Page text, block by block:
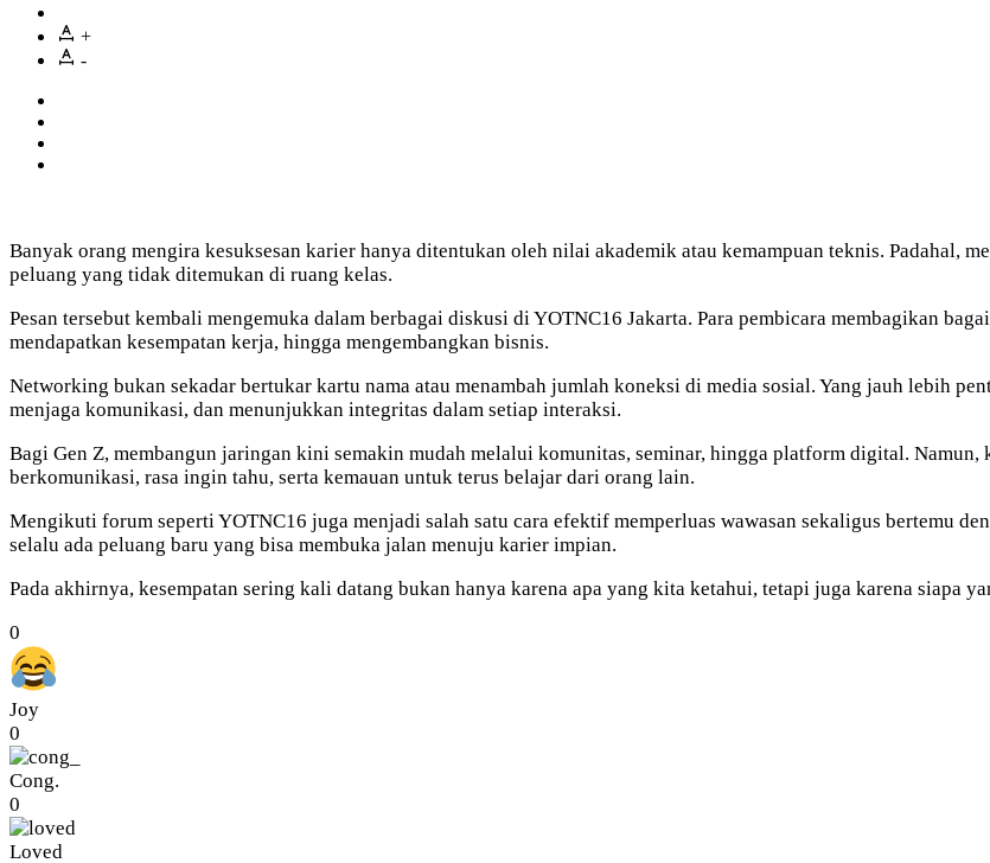
+
-
Banyak orang mengira kesuksesan karier hanya ditentukan oleh nilai akademik atau kemampuan teknis. Padahal,
peluang yang tidak ditemukan di ruang kelas.
Pesan tersebut kembali mengemuka dalam berbagai diskusi di YOTNC16 Jakarta. Para pembicara membagikan
mendapatkan kesempatan kerja, hingga mengembangkan bisnis.
Networking bukan sekadar bertukar kartu nama atau menambah jumlah koneksi di media sosial. Yang jauh lebih
menjaga komunikasi, dan menunjukkan integritas dalam setiap interaksi.
Bagi Gen Z, membangun jaringan kini semakin mudah melalui komunitas, seminar, hingga platform digital. Namun,
berkomunikasi, rasa ingin tahu, serta kemauan untuk terus belajar dari orang lain.
Mengikuti forum seperti YOTNC16 juga menjadi salah satu cara efektif memperluas wawasan sekaligus bertemu
selalu ada peluang baru yang bisa membuka jalan menuju karier impian.
Pada akhirnya, kesempatan sering kali datang bukan hanya karena apa yang kita ketahui, tetapi juga karena siapa
0
Joy
0
Cong.
0
Loved